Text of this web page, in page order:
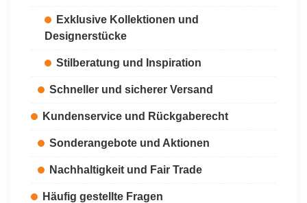
Exklusive Kollektionen und
Designerstücke
Stilberatung und Inspiration
Schneller und sicherer Versand
Kundenservice und Rückgaberecht
Sonderangebote und Aktionen
Nachhaltigkeit und Fair Trade
Häufig gestellte Fragen